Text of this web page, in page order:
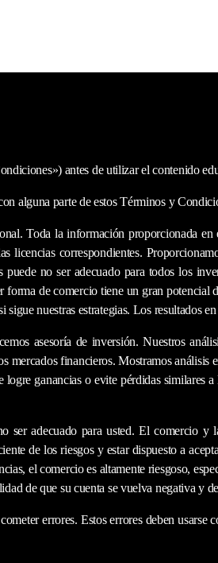
antes de utilizar el contenido
alguna parte de estos Términos y
Toda la información proporcionada
correspondientes.
no ser adecuado para todos los
de comercio tiene un gran
nuestras estrategias. Los resultados
asesoría de inversión. Nuestros
financieros. Mostramos
ganancias o evite pérdidas similares
adecuado para usted. El comercio y
de los riesgos y estar dispuesto a
el comercio es altamente riesgoso,
de que su cuenta se vuelva negativa y
errores. Estos errores deben